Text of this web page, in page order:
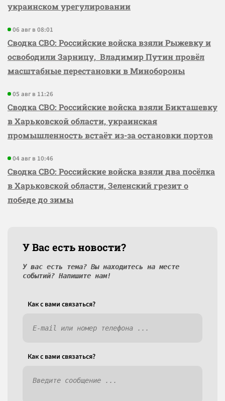
украинском урегулировании
06 авг в 08:01
Сводка СВО: Российские войска взяли Рыжевку и
освободили Зарницу, Владимир Путин провёл
масштабные перестановки в Минобороны
05 авг в 11:26
Сводка СВО: Российские войска взяли Бикташевку
в Харьковской области, украинская
промышленность встаёт из-за остановки портов
04 авг в 10:46
Сводка СВО: Российские войска взяли два посёлка
в Харьковской области, Зеленский грезит о
победе до зимы
У Вас есть новости?
У вас есть тема? Вы находитесь на месте
событий? Напишите нам!
Как c вами связаться?
Как c вами связаться?